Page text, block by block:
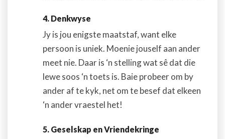
4. Denkwyse
Jy is jou enigste maatstaf, want elke
persoon is uniek. Moenie jouself aan ander
meet nie. Daar is ‘n stelling wat sê dat die
lewe soos ‘n toets is. Baie probeer om by
ander af te kyk, net om te besef dat elkeen
‘n ander vraestel het!
5. Geselskap en Vriendekringe